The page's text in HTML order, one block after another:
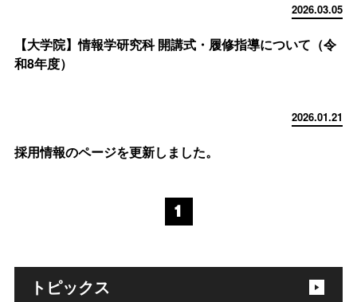
トピックス
2026.03.05
【大学院】情報学研究科 開講式・履修指導について（令
和8年度）
2026.01.21
採用情報のページを更新しました。
1